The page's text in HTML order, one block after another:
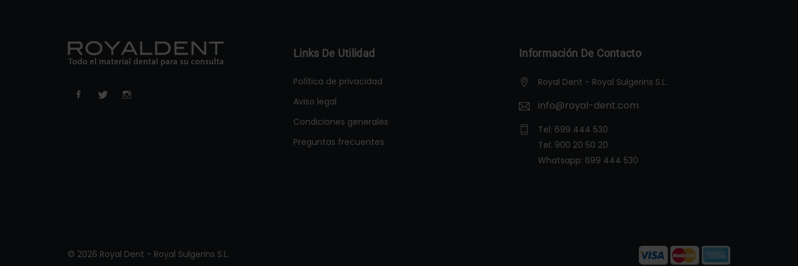
Links De Utilidad
Política de privacidad
Aviso legal
Condiciones generales
Preguntas frecuentes
Información De Contacto
Royal Dent - Royal Sulgerins S.L.
info@royal-dent.com
Tel: 699 444 530
Tel: 900 20 50 20
Whatsapp: 699 444 530
© 2026 Royal Dent - Royal Sulgerins S.L.